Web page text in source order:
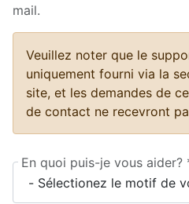
mail.
Veuillez noter que le
uniquement fourni via la
site, et les demandes de
de contact ne recevront
En quoi puis-je vous aider?